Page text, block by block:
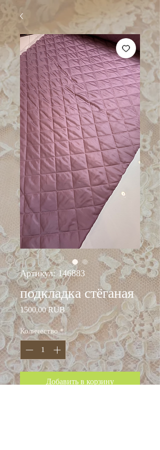
Артикул: 146883
подкладка стёганая
1500,00 RUBЦена
Количество *
Добавить в корзину